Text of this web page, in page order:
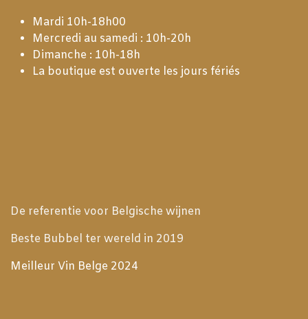
Mardi 10h-18h00
Mercredi au samedi : 10h-20h
Dimanche : 10h-18h
La boutique est ouverte les jours fériés
De referentie voor Belgische wijnen
Beste Bubbel ter wereld in 2019
Meilleur Vin Belge 2024